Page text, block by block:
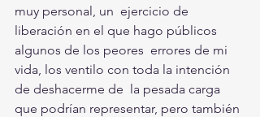
muy personal, un  ejercicio de
liberación en el que hago públicos
algunos de los peores  errores de mi
vida, los ventilo con toda la intención
de deshacerme de  la pesada carga
que podrían representar, pero también